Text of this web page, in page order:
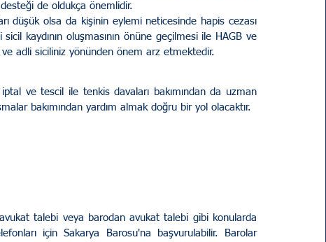
de oldukça önemlidir.
kaydının oluşmasının önüne geçilmesi ile HAGB ve
adli siciliniz yönünden önem arz etmektedir.
ve tescil ile tenkis davaları bakımından da uzman
bakımından yardım almak doğru bir yol olacaktır.
için Sakarya Barosu'na başvurulabilir. Barolar